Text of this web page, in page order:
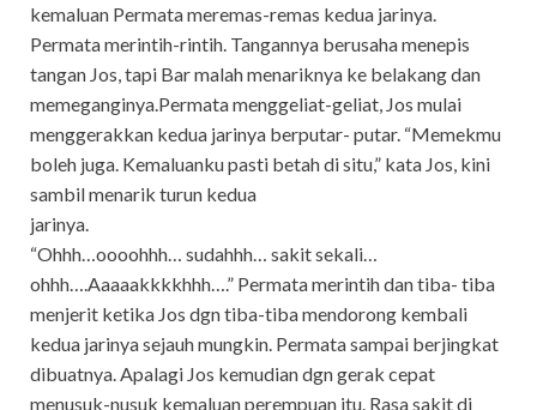
kemaluan Permata meremas-remas kedua jarinya.
Permata merintih-rintih. Tangannya berusaha menepis
tangan Jos, tapi Bar malah menariknya ke belakang dan
memeganginya.Permata menggeliat-geliat, Jos mulai
menggerakkan kedua jarinya berputar- putar. “Memekmu
boleh juga. Kemaluanku pasti betah di situ,” kata Jos, kini
sambil menarik turun kedua
jarinya.
“Ohhh…oooohhh… sudahhh… sakit sekali…
ohhh….Aaaaakkkkhhh….” Permata merintih dan tiba- tiba
menjerit ketika Jos dgn tiba-tiba mendorong kembali
kedua jarinya sejauh mungkin. Permata sampai berjingkat
dibuatnya. Apalagi Jos kemudian dgn gerak cepat
menusuk-nusuk kemaluan perempuan itu. Rasa sakit di